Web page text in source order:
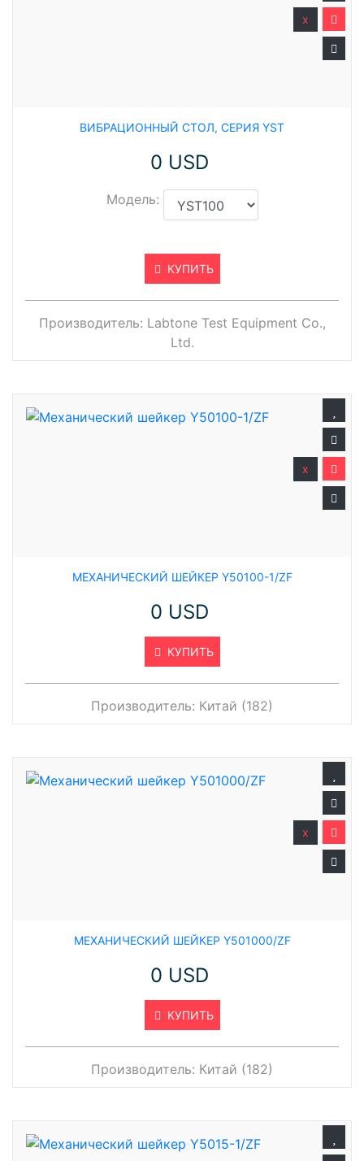
ВИБРАЦИОННЫЙ СТОЛ, СЕРИЯ YST
0 USD
Модель:
КУПИТЬ
x
Производитель: Labtone Test Equipment Co.,
Ltd.
МЕХАНИЧЕСКИЙ ШЕЙКЕР Y50100-1/ZF
0 USD
КУПИТЬ
x
Производитель: Китай (182)
МЕХАНИЧЕСКИЙ ШЕЙКЕР Y501000/ZF
0 USD
КУПИТЬ
x
Производитель: Китай (182)